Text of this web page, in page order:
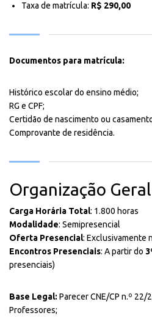
Taxa de matrícula: R$ 290,00
Documentos para matrícula:
Histórico escolar do ensino médio;
RG e CPF;
Certidão de nascimento ou
Comprovante de residência.
Organização
Carga Horária Total: 1.800 horas
Modalidade: Semipresencial
Oferta Presencial: Exclusivamente
Encontros Presenciais: A partir do
presenciais)
Base Legal: Parecer CNE/CP n.º 22/
Professores;